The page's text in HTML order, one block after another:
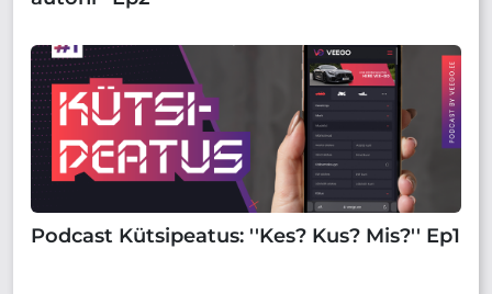
Podcast Kütsipeatus: ''Kes? Kus? Mis?'' Ep1